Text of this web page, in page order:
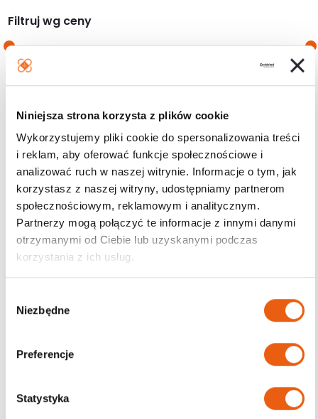
Niniejsza strona korzysta z plików cookie
Wykorzystujemy pliki cookie do spersonalizowania treści
i reklam, aby oferować funkcje społecznościowe i
analizować ruch w naszej witrynie. Informacje o tym, jak
korzystasz z naszej witryny, udostępniamy partnerom
społecznościowym, reklamowym i analitycznym.
Partnerzy mogą połączyć te informacje z innymi danymi
otrzymanymi od Ciebie lub uzyskanymi podczas
korzystania z ich usług.
Niezbędne
Preferencje
Statystyka
Filtruj wg ceny
Filtruj
Darmowa dostawa
od 200zł